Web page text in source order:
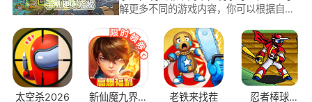
解更多不同的游戏内容，你可以根据自己
同的游戏乐趣，小伙伴们可以在这里挑选
各种休闲游戏玩法。
太空杀2026 新仙魔九界互 老铁来找茬 忍者棒球